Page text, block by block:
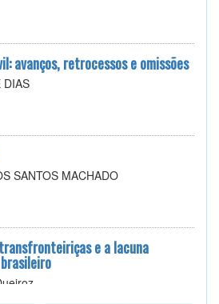
avanços, retrocessos e omissões
DIAS
SANTOS MACHADO
e a lacuna